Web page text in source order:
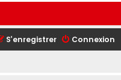
Connexion
S’enregistrer